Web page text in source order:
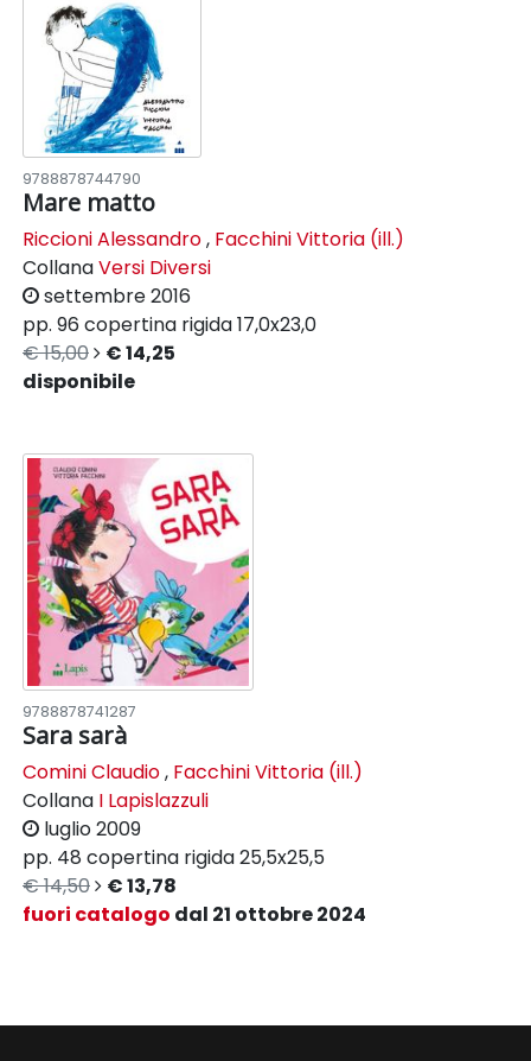
9788878744790
Mare matto
Riccioni Alessandro, Facchini Vittoria (ill.)
CollanaVersi Diversi
settembre 2016
pp. 96 copertina rigida17,0x23,0
€ 15,00
€ 14,25
disponibile
9788878741287
Sara sarà
Comini Claudio, Facchini Vittoria (ill.)
Collana I Lapislazzuli
luglio 2009
pp. 48 copertina rigida25,5x25,5
€ 14,50
€ 13,78
fuori catalogo dal 21 ottobre 2024